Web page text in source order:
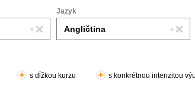
Jazyk
s dĺžkou kurzu s konkrétnou intenzitou